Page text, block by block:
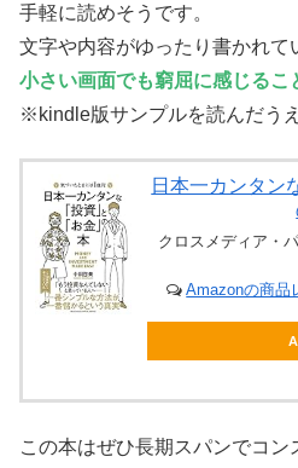
手軽に読めそうです。
文字や内容がゆったり書かれて
小さい画面でも窮屈に感じるこ
※kindle版サンプルを読んだう
日本一カンタン
クロスメディア・
Amazonの商品
この本はぜひ長期スパンでコン